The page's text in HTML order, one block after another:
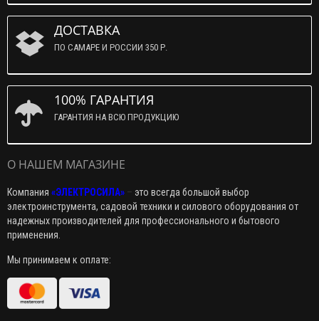
ДОСТАВКА
ПО САМАРЕ И РОССИИ 350 Р.
100% ГАРАНТИЯ
ГАРАНТИЯ НА ВСЮ ПРОДУКЦИЮ
О НАШЕМ МАГАЗИНЕ
Компания «ЭЛЕКТРОСИЛА» – это всегда большой выбор
электроинструмента, садовой техники и силового оборудования от
надежных производителей для профессионального и бытового
применения.
Мы принимаем к оплате: